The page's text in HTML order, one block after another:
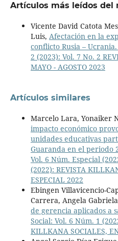
Artículos más leídos del
Vicente David Catota
Luis, Afectación en la
conflicto Rusia – Ucrania.
2 (2023): Vol. 7 No. 2
MAYO - AGOSTO 2023
Artículos similares
Marcelo Lara, Yonaiker
impacto económico
unidades educativas
Guaranda en el periodo
Vol. 6 Núm. Especial
(2022): REVISTA
ESPECIAL 2022
Ebingen Villavicencio-
Carrera, Angela
de gerencia aplicados a
Social: Vol. 6 Núm. 1
KILLKANA SOCIALES,